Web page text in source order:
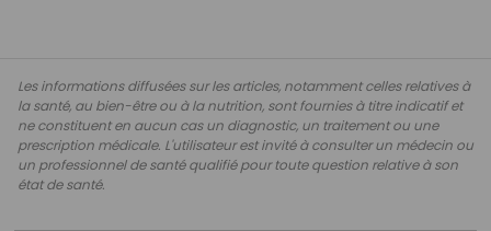
Les informations diffusées sur les articles, notamment celles relatives à
la santé, au bien-être ou à la nutrition, sont fournies à titre indicatif et
ne constituent en aucun cas un diagnostic, un traitement ou une
prescription médicale. L'utilisateur est invité à consulter un médecin ou
un professionnel de santé qualifié pour toute question relative à son
état de santé.